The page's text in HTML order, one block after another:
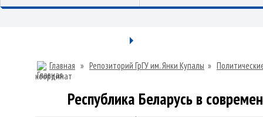
Главная » Репозиторий ГрГУ им. Янки Купалы »
координат
Республика Беларусь в